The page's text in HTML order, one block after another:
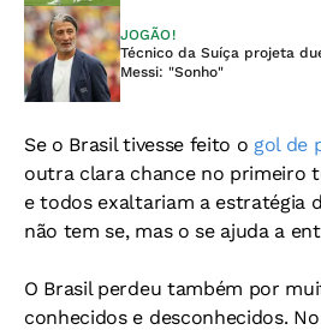
JOGÃO!
Técnico da Suíça projeta
Messi: "Sonho"
Se o Brasil tivesse feito o gol de
outra clara chance no primeiro
e todos exaltariam a estratégia
não tem se, mas o se ajuda a
O Brasil perdeu também por
conhecidos e desconhecidos.